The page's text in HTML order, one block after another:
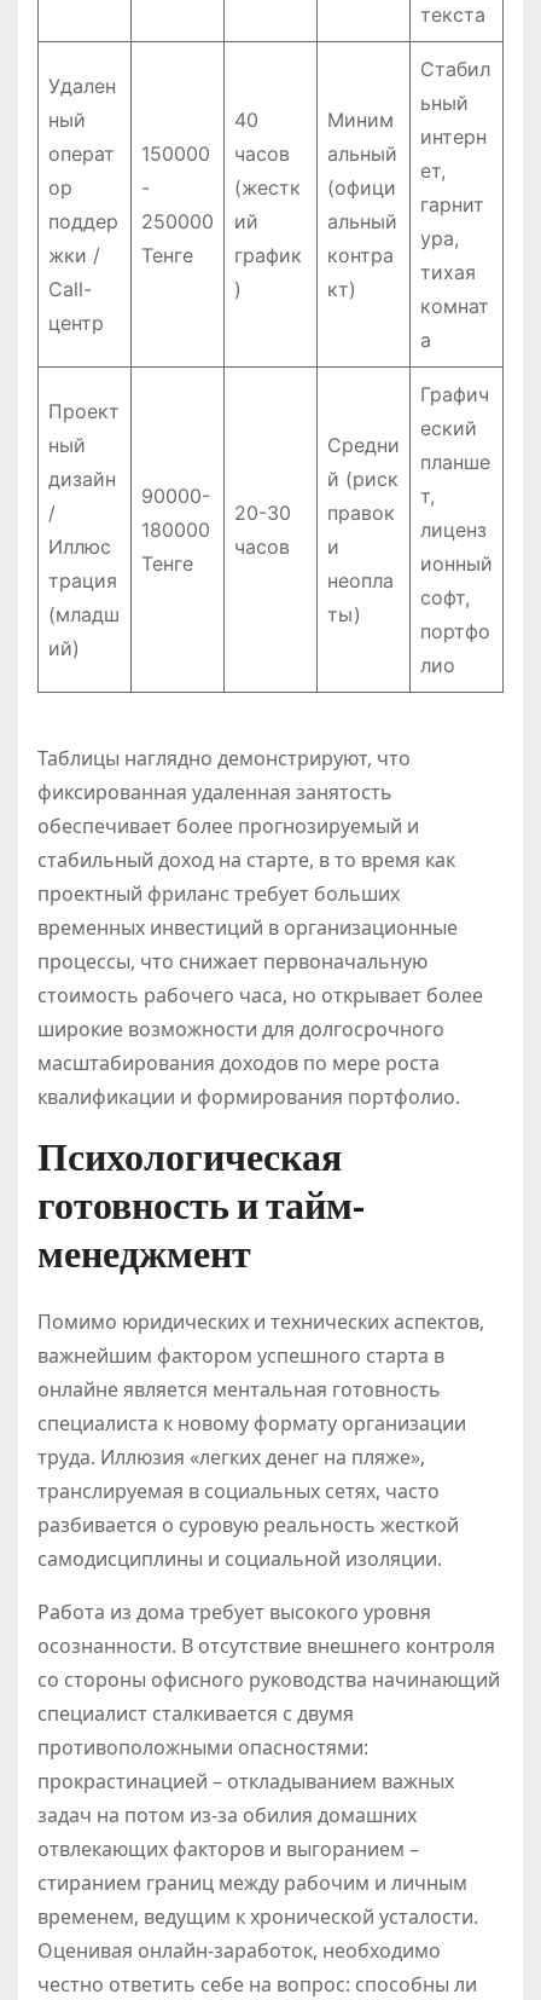
текста
Удален
ный
операт
ор
поддер
жки /
Call-
центр
150000
-
250000
Тенге
40
часов
(жестк
ий
график
)
Миним
альный
(офици
альный
контра
кт)
Стабил
ьный
интерн
ет,
гарнит
ура,
тихая
комнат
а
Проект
ный
дизайн
/
Иллюс
трация
(младш
ий)
90000-
180000
Тенге
20-30
часов
Средни
й (риск
правок
и
неопла
ты)
Графич
еский
планше
т,
лиценз
ионный
софт,
портфо
лио
Таблицы наглядно демонстрируют, что
фиксированная удаленная занятость
обеспечивает более прогнозируемый и
стабильный доход на старте, в то время как
проектный фриланс требует больших
временных инвестиций в организационные
процессы, что снижает первоначальную
стоимость рабочего часа, но открывает более
широкие возможности для долгосрочного
масштабирования доходов по мере роста
квалификации и формирования портфолио.
Психологическая
готовность и тайм-
менеджмент
Помимо юридических и технических аспектов,
важнейшим фактором успешного старта в
онлайне является ментальная готовность
специалиста к новому формату организации
труда. Иллюзия «легких денег на пляже»,
транслируемая в социальных сетях, часто
разбивается о суровую реальность жесткой
самодисциплины и социальной изоляции.
Работа из дома требует высокого уровня
осознанности. В отсутствие внешнего контроля
со стороны офисного руководства начинающий
специалист сталкивается с двумя
противоположными опасностями:
прокрастинацией – откладыванием важных
задач на потом из-за обилия домашних
отвлекающих факторов и выгоранием –
стиранием границ между рабочим и личным
временем, ведущим к хронической усталости.
Оценивая онлайн-заработок, необходимо
честно ответить себе на вопрос: способны ли